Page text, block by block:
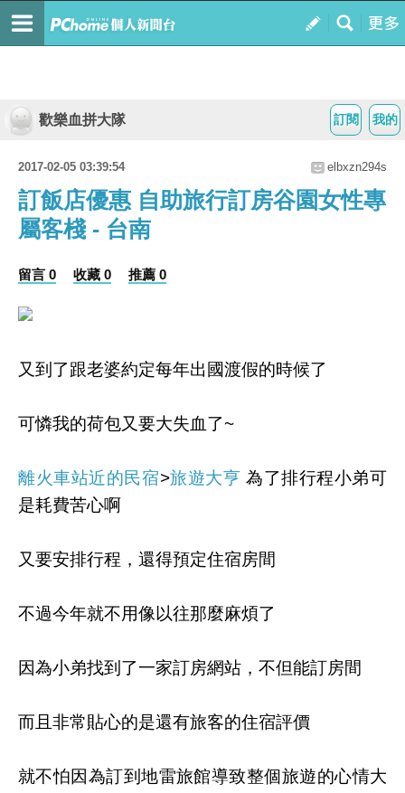
我的
訂閱
歡樂血拼大隊
2017-02-05 03:39:54 elbxzn294s
訂飯店優惠 自助旅行訂房谷園女性專
屬客棧 - 台南
留言 0 收藏 0 推薦 0
又到了跟老婆約定每年出國渡假的時候了
可憐我的荷包又要大失血了~
離火車站近的民宿>旅遊大亨 為了排行程小弟可
是耗費苦心啊
又要安排行程，還得預定住宿房間
不過今年就不用像以往那麼麻煩了
因為小弟找到了一家訂房網站，不但能訂房間
而且非常貼心的是還有旅客的住宿評價
就不怕因為訂到地雷旅館導致整個旅遊的心情大